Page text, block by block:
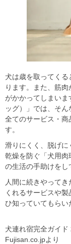
犬は歳を取ってく
ります。また、筋
がかかってしまい
ッグ）」では、そん
全てのサービス・商
す。
滑りにくく、脱げ
乾燥を防ぐ「犬用
の生活の手助けをし
人間に続きやって
くれるサービスや
ひ知っていてもらい
犬連れ宿完全ガイ
Fujisan.co.jpより